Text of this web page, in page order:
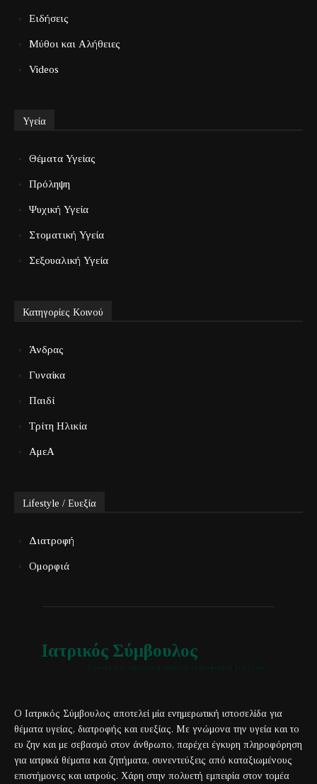
Ειδήσεις
Μύθοι και Αλήθειες
Videos
Υγεία
Θέματα Υγείας
Πρόληψη
Ψυχική Υγεία
Στοματική Υγεία
Σεξουαλική Υγεία
Κατηγορίες Κοινού
Άνδρας
Γυναίκα
Παιδί
Τρίτη Ηλικία
ΑμεΑ
Lifestyle / Ευεξία
Διατροφή
Ομορφιά
Ιατρικός Σύμβουλος
Ο Ιατρικός Σύμβουλος αποτελεί μία ενημερωτική ιστοσελίδα για
θέματα υγείας, διατροφής και ευεξίας. Με γνώμονα την υγεία και το
ευ ζην και με σεβασμό στον άνθρωπο, παρέχει έγκυρη πληροφόρηση
για ιατρικά θέματα και ζητήματα, συνεντεύξεις από καταξιωμένους
επιστήμονες και ιατρούς. Χάρη στην πολυετή εμπειρία στον τομέα